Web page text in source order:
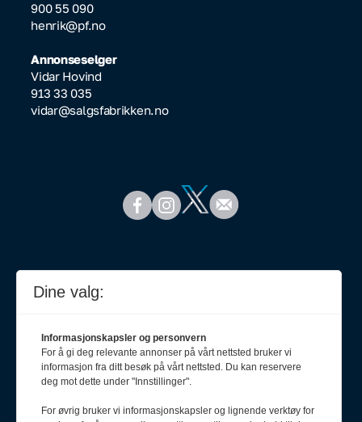
900 55 090
henrik@pf.no
Annonseselger
Vidar Hovind
913 33 035
vidar@salgsfabrikken.no
Dine valg:
Informasjonskapsler og personvern
For å gi deg relevante annonser på vårt nettsted bruker vi
informasjon fra ditt besøk på vårt nettsted. Du kan reservere
deg mot dette under "Innstillinger".
For øvrig bruker vi informasjonskapsler og lignende verktøy for